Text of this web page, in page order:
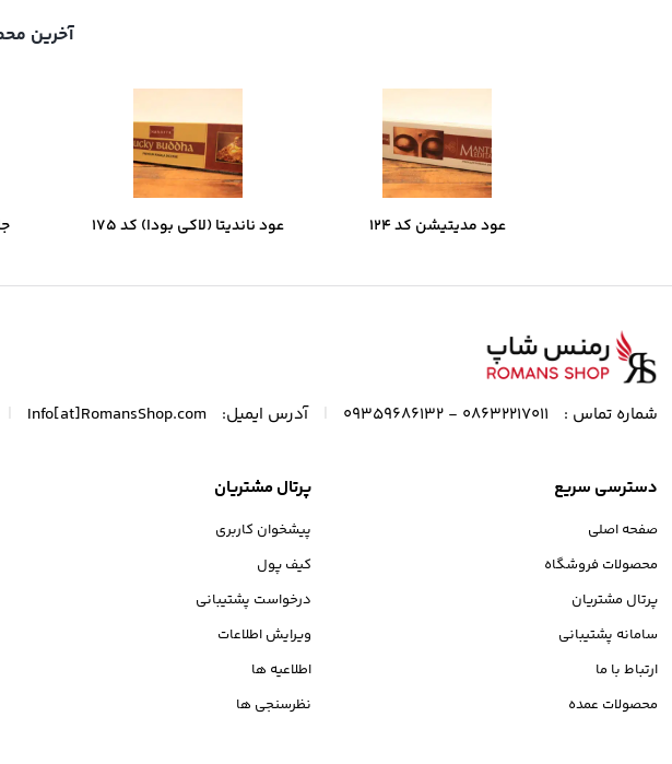
آخرین
عود مدیتیشن کد 124 عود ناندیتا (لاکی بودا) کد 175
شماره تماس : 08632217011 - 09359686132 آدرس ایمیل: Info[at]RomansShop.com
دسترسی سریع
صفحه اصلی
محصولات فروشگاه
پرتال مشتریان
سامانه پشتیبانی
ارتباط با ما
محصولات عمده
پرتال مشتریان
پیشخوان کاربری
کیف پول
درخواست پشتیبانی
ویرایش اطلاعات
اطلاعیه ها
نظرسنجی ها